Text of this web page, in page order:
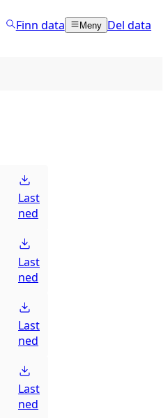
Finn data Meny Del data
Last
ned
Last
ned
Last
ned
Last
ned